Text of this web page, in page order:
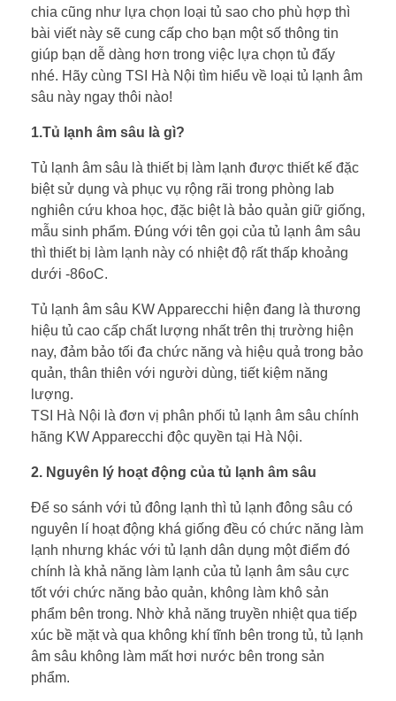
chia cũng như lựa chọn loại tủ sao cho phù hợp thì
bài viết này sẽ cung cấp cho bạn một số thông tin
giúp bạn dễ dàng hơn trong việc lựa chọn tủ đấy
nhé. Hãy cùng TSI Hà Nội tìm hiểu về loại tủ lạnh âm
sâu này ngay thôi nào!
1.Tủ lạnh âm sâu là gì?
Tủ lạnh âm sâu là thiết bị làm lạnh được thiết kế đặc
biệt sử dụng và phục vụ rộng rãi trong phòng lab
nghiên cứu khoa học, đặc biệt là bảo quản giữ giống,
mẫu sinh phẩm. Đúng với tên gọi của tủ lạnh âm sâu
thì thiết bị làm lạnh này có nhiệt độ rất thấp khoảng
dưới -86oC.
Tủ lạnh âm sâu KW Apparecchi hiện đang là thương
hiệu tủ cao cấp chất lượng nhất trên thị trường hiện
nay, đảm bảo tối đa chức năng và hiệu quả trong bảo
quản, thân thiên với người dùng, tiết kiệm năng
lượng.
TSI Hà Nội là đơn vị phân phối tủ lạnh âm sâu chính
hãng KW Apparecchi độc quyền tại Hà Nội.
2. Nguyên lý hoạt động của tủ lạnh âm sâu
Để so sánh với tủ đông lạnh thì tủ lạnh đông sâu có
nguyên lí hoạt động khá giống đều có chức năng làm
lạnh nhưng khác với tủ lạnh dân dụng một điểm đó
chính là khả năng làm lạnh của tủ lạnh âm sâu cực
tốt với chức năng bảo quản, không làm khô sản
phẩm bên trong. Nhờ khả năng truyền nhiệt qua tiếp
xúc bề mặt và qua không khí tĩnh bên trong tủ, tủ lạnh
âm sâu không làm mất hơi nước bên trong sản
phẩm.